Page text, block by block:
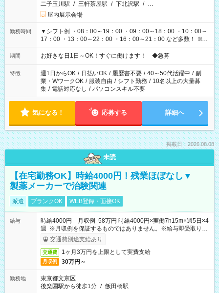
二子玉川駅 / 三軒茶屋駅 / 下北沢駅 / …
屋内展示会場
勤務時間
▼シフト例 ・08：00～19：00 ・09：00～18：00 ・10：00～
17：00 ・13：00～22：00 ・16：00～21：00 など多数！ ※お
仕事により勤務時間が異なります
期間 お好きな日1日～OK！すぐに働けます！ ◆急募
特徴 週1日からOK / 日払いOK / 履歴書不要 / 40～50代活躍中 / 副
業・WワークOK / 服装自由 / シフト勤務 / 10名以上の大量募
集 / 電話対応なし / パソコンスキル不要
気になる！ 応募する 詳細へ
掲載日：2026.08.08
未読
【在宅勤務OK】時給4000円！残業ほぼなし▼
製薬メーカーで治験関連
派遣 ブランクOK WEB登録・面接OK
給与
時給4000円 月収例 58万円 時給4000円×実働7h15m×週5日×4
週 ※月収例を保証するものではありません。※給与即受取りサ
ービス利用可（利用条件有）
交通費別途支給あり
交通費 1ヶ月3万円を上限として実費支給
月収例 30万円～
勤務地
東京都文京区
後楽園駅から徒歩1分 / 飯田橋駅